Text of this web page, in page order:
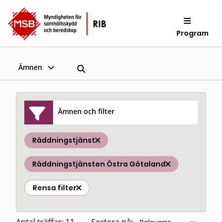
Program
Ämnen
Ämnen och filter
Räddningstjänst
Räddningstjänsten Östra Götaland
Rensa filter